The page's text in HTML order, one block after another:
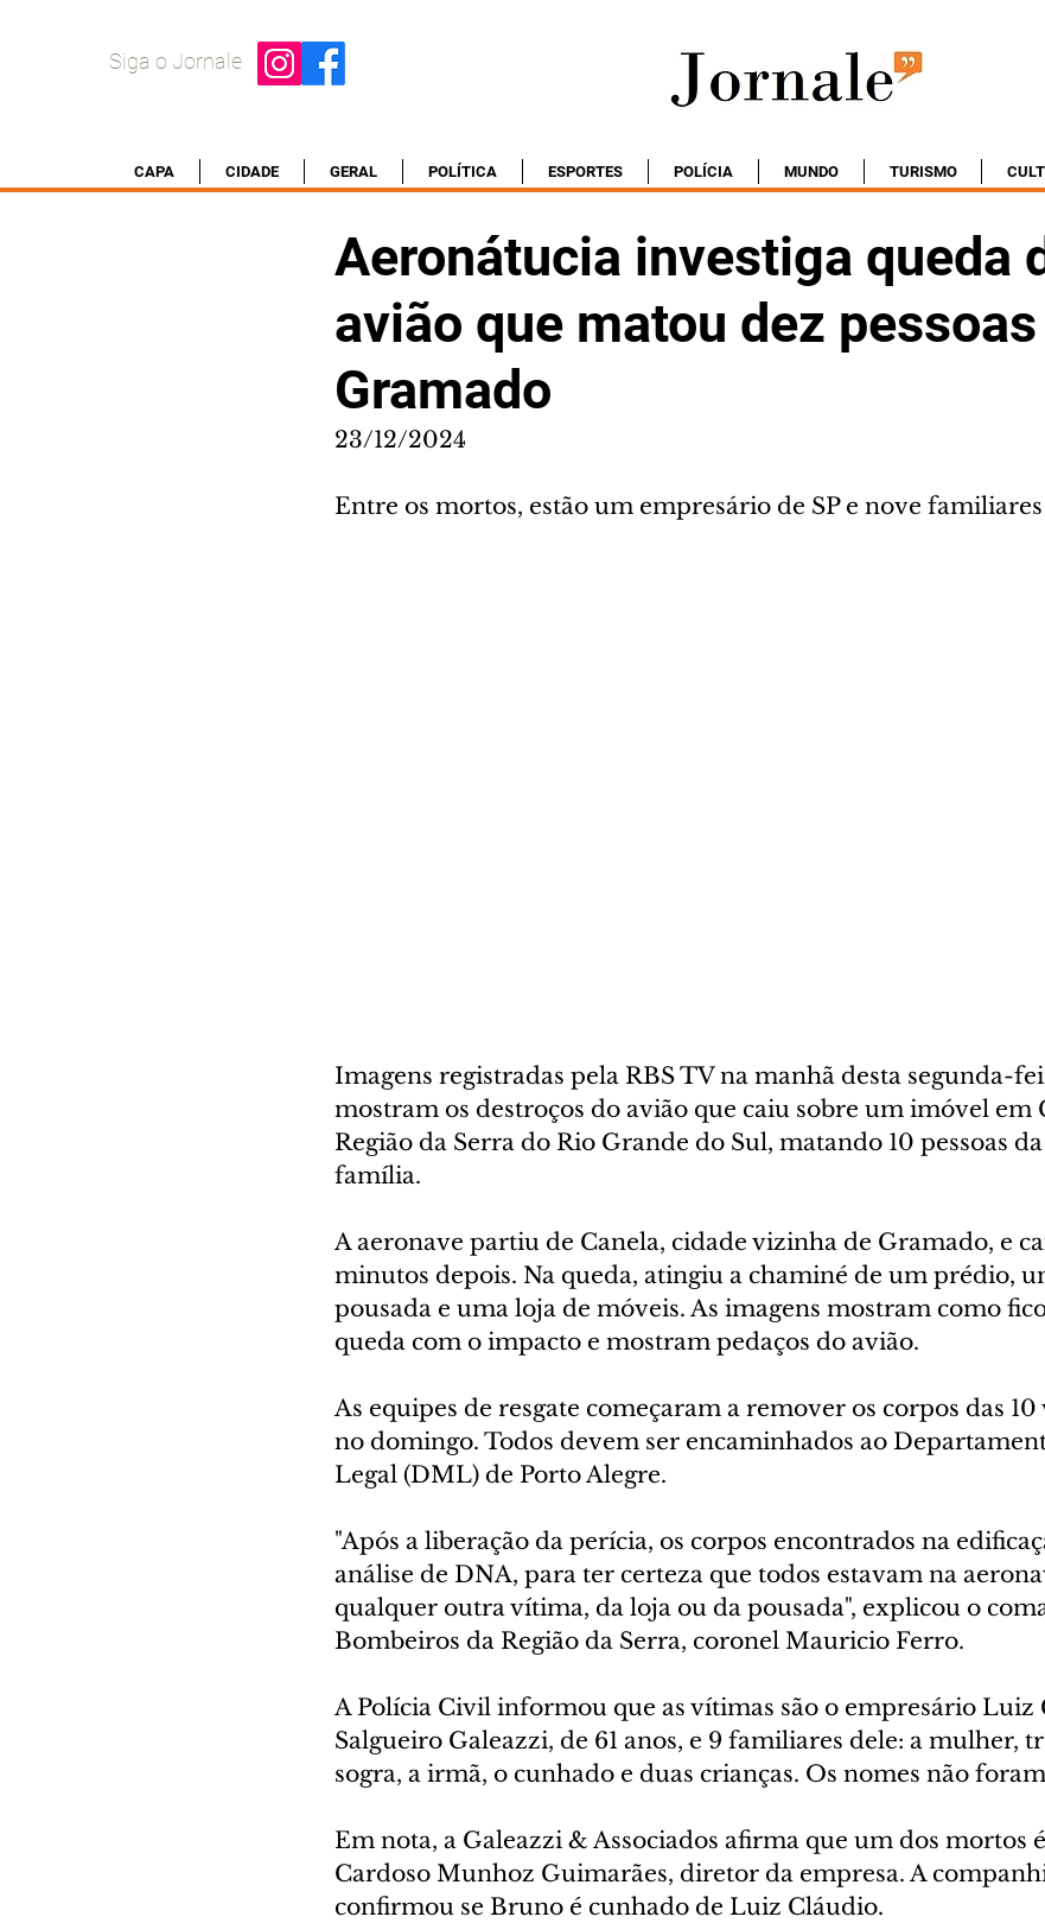
Siga o Jornale
CAPA CIDADE GERAL POLÍTICA ESPORTES POLÍCIA MUNDO TURISMO
Aeronátucia investiga queda
avião que matou dez
Gramado
23/12/2024
Entre os mortos, estão um empresário de SP e nove familiares
Imagens registradas pela RBS TV na manhã desta segunda-
mostram os destroços do avião que caiu sobre um imóvel em
Região da Serra do Rio Grande do Sul, matando 10 pessoas
família.
A aeronave partiu de Canela, cidade vizinha de Gramado, e
minutos depois. Na queda, atingiu a chaminé de um prédio,
pousada e uma loja de móveis. As imagens mostram como
queda com o impacto e mostram pedaços do avião.
As equipes de resgate começaram a remover os corpos das
no domingo. Todos devem ser encaminhados ao
Legal (DML) de Porto Alegre.
"Após a liberação da perícia, os corpos encontrados na
análise de DNA, para ter certeza que todos estavam na
qualquer outra vítima, da loja ou da pousada", explicou o
Bombeiros da Região da Serra, coronel Mauricio Ferro.
A Polícia Civil informou que as vítimas são o empresário Luiz
Salgueiro Galeazzi, de 61 anos, e 9 familiares dele: a mulher,
sogra, a irmã, o cunhado e duas crianças. Os nomes não
Em nota, a Galeazzi & Associados afirma que um dos mortos
Cardoso Munhoz Guimarães, diretor da empresa. A
confirmou se Bruno é cunhado de Luiz Cláudio.